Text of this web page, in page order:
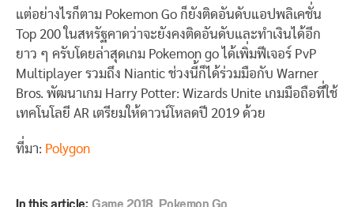
แต่อย่างไรก็ตาม Pokemon Go ก็ยังติดอันดับแอปพลิเคชั่น
Top 200 ในสหรัฐคาดว่าจะยังคงติดอันดับและทำเงินได้อีก
ยาว ๆ ครับโดยล่าสุดเกม Pokemon go ได้เพิ่มฟีเจอร์ PvP
Multiplayer รวมถึง Niantic ช่วงนี้ก็ได้ร่วมมือกับ Warner
Bros. พัฒนาเกม Harry Potter: Wizards Unite เกมมือถือที่ใช้
เทคโนโลยี AR เตรียมให้ดาวน์โหลดปี 2019 ด้วย
ที่มา: Polygon